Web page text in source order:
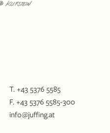
T. +43 5376 5585
F. +43 5376 5585-300
info@juffing.at